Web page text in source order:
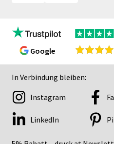
Google
In Verbindung bleiben:
Instagram
LinkedIn